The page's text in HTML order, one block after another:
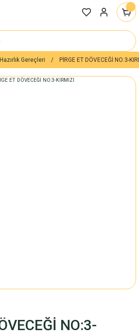
Hazırlık Gereçleri PİRGE ET DÖVECEĞİ NO:3-
NO:3-